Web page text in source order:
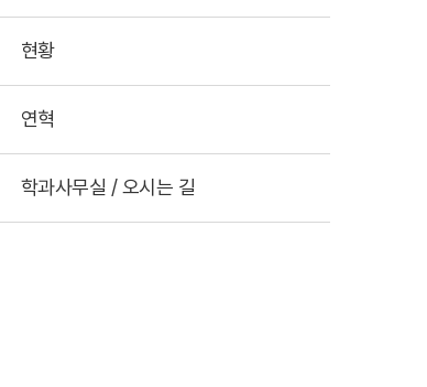
현황
연혁
학과사무실 / 오시는 길